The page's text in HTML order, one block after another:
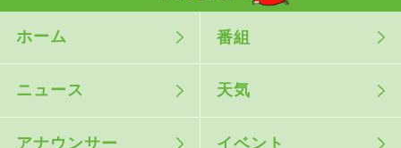
ホーム 番組
ニュース 天気
アナウンサー イベント